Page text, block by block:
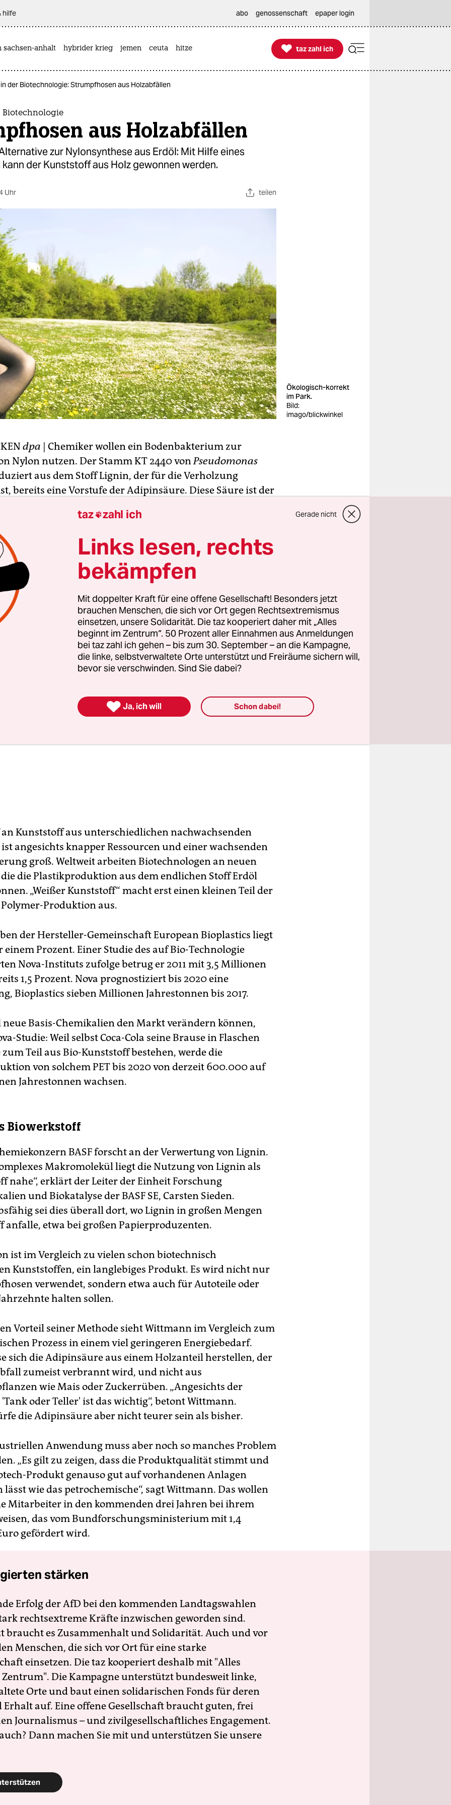
hilfe abo genossenschaft epaper login
sachsen-anhalt hybrider krieg jemen ceuta hitze 
taz zahl ich
taz zahl ich
der Biotechnologie: Strumpfhosen aus Holzabfällen
aus Holzabfällen
zur Nylonsynthese aus Erdöl: Mit Hilfe eines
der Kunststoff aus Holz gewonnen werden.
Uhr teilen
Ökologisch-korrekt
im Park.
Bild:
imago/blickwinkel
dpa | Chemiker wollen ein Bodenbakterium zur
Nylon nutzen. Der Stamm KT 2440 vonPseudomonas
aus dem Stoff Lignin, der für die Verholzung
bereits eine Vorstufe der Adipinsäure. Diese Säure ist der
Herstellung ist eine echte Alternative zur
und Klimagas produzierenden Synthese aus Erdöl“,
Wittmann von der Universität des Saarlandes. Ein
Verfahren haben sich die Forscher um den 47-jährigen
schon gesichert. Sie forschen an der Optimierung,
zukünftig in der Industrie eingesetzt werden
Kunststoff aus unterschiedlichen nachwachsenden
angesichts knapper Ressourcen und einer wachsenden
groß. Weltweit arbeiten Biotechnologen an neuen
die Plastikproduktion aus dem endlichen Stoff Erdöl
„Weißer Kunststoff“ macht erst einen kleinen Teil der
Produktion aus.
der Hersteller-Gemeinschaft European Bioplastics liegt
einem Prozent. Einer Studie des auf Bio-Technologie
Nova-Instituts zufolge betrug er 2011 mit 3,5 Millionen
1,5 Prozent. Nova prognostiziert bis 2020 eine
Bioplastics sieben Millionen Jahrestonnen bis 2017.
neue Basis-Chemikalien den Markt verändern können,
Studie: Weil selbst Coca-Cola seine Brause in Flaschen
Teil aus Bio-Kunststoff bestehen, werde die
von solchem PET bis 2020 von derzeit 600.000 auf
Jahrestonnen wachsen.
Biowerkstoff
BASF forscht an der Verwertung von Lignin.
Makromolekül liegt die Nutzung von Lignin als
nahe“, erklärt der Leiter der Einheit Forschung
und Biokatalyse der BASF SE, Carsten Sieden.
sei dies überall dort, wo Lignin in großen Mengen
anfalle, etwa bei großen Papierproduzenten.
ist im Vergleich zu vielen schon biotechnisch
Kunststoffen, ein langlebiges Produkt. Es wird nicht nur
verwendet, sondern etwa auch für Autoteile oder
halten sollen.
Vorteil seiner Methode sieht Wittmann im Vergleich zum
Prozess in einem viel geringeren Energiebedarf.
sich die Adipinsäure aus einem Holzanteil herstellen, der
zumeist verbrannt wird, und nicht aus
wie Mais oder Zuckerrüben. „Angesichts der
oder Teller' ist das wichtig“, betont Wittmann.
die Adipinsäure aber nicht teurer sein als bisher.
Anwendung muss aber noch so manches Problem
„Es gilt zu zeigen, dass die Produktqualität stimmt und
Produkt genauso gut auf vorhandenen Anlagen
wie das petrochemische“, sagt Wittmann. Das wollen
Mitarbeiter in den kommenden drei Jahren bei ihrem
das vom Bundforschungsministerium mit 1,4
gefördert wird.
stärken
Erfolg der AfD bei den kommenden Landtagswahlen
rechtsextreme Kräfte inzwischen geworden sind.
braucht es Zusammenhalt und Solidarität. Auch und vor
Menschen, die sich vor Ort für eine starke
einsetzen. Die taz kooperiert deshalb mit "Alles
Die Kampagne unterstützt bundesweit linke,
Orte und baut einen solidarischen Fonds für deren
Erhalt auf. Eine offene Gesellschaft braucht guten, frei
Journalismus – und zivilgesellschaftliches Engagement.
Dann machen Sie mit und unterstützen Sie unsere
taz zahl ich Gerade nicht
Links lesen, rechts
bekämpfen
Mit doppelter Kraft für eine offene Gesellschaft! Besonders jetzt
brauchen Menschen, die sich vor Ort gegen Rechtsextremismus
einsetzen, unsere Solidarität. Die taz kooperiert daher mit „Alles
beginnt im Zentrum“. 50 Prozent aller Einnahmen aus Anmeldungen
bei taz zahl ich gehen – bis zum 30. September – an die Kampagne,
die linke, selbstverwaltete Orte unterstützt und Freiräume sichern will,
bevor sie verschwinden. Sind Sie dabei?
 Ja, ich will Schon dabei!